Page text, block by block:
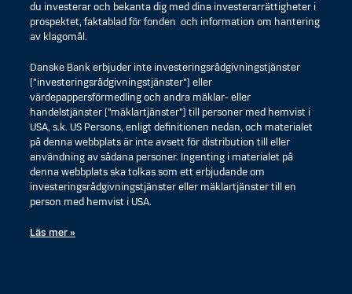
du investerar och bekanta dig med dina investerarrättigheter i
prospektet, faktablad för fonden och information om hantering
av klagomål.
Danske Bank erbjuder inte investeringsrådgivningstjänster
(”investeringsrådgivningstjänster”) eller
värdepappersförmedling och andra mäklar- eller
handelstjänster (”mäklartjänster”) till personer med hemvist i
USA, s.k. US Persons, enligt definitionen nedan, och materialet
på denna webbplats är inte avsett för distribution till eller
användning av sådana personer. Ingenting i materialet på
denna webbplats ska tolkas som ett erbjudande om
investeringsrådgivningstjänster eller mäklartjänster till en
person med hemvist i USA.
Läs mer »